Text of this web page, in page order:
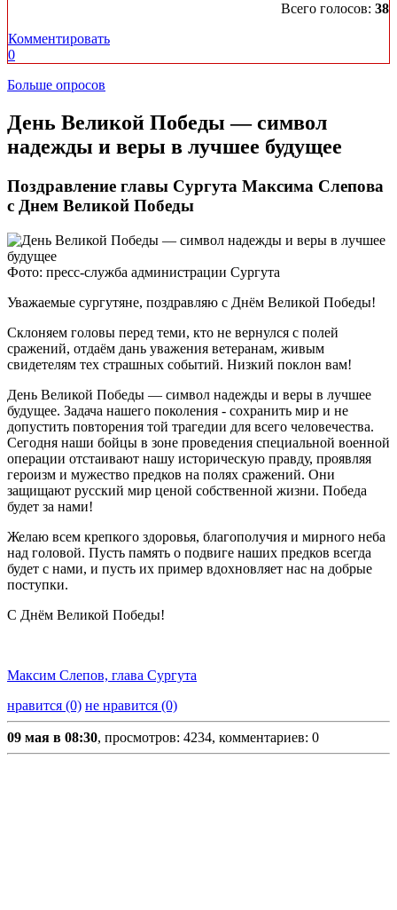
Всего голосов: 38
Комментировать
0
Больше опросов
День Великой Победы — символ
надежды и веры в лучшее будущее
Поздравление главы Сургута Максима Слепова
с Днем Великой Победы
Фото: пресс-служба администрации Сургута
Уважаемые сургутяне, поздравляю с Днём Великой Победы!
Склоняем головы перед теми, кто не вернулся с полей
сражений, отдаём дань уважения ветеранам, живым
свидетелям тех страшных событий. Низкий поклон вам!
День Великой Победы — символ надежды и веры в лучшее
будущее. Задача нашего поколения - сохранить мир и не
допустить повторения той трагедии для всего человечества.
Сегодня наши бойцы в зоне проведения специальной военной
операции отстаивают нашу историческую правду, проявляя
героизм и мужество предков на полях сражений. Они
защищают русский мир ценой собственной жизни. Победа
будет за нами!
Желаю всем крепкого здоровья, благополучия и мирного неба
над головой. Пусть память о подвиге наших предков всегда
будет с нами, и пусть их пример вдохновляет нас на добрые
поступки.
С Днём Великой Победы!
Максим Слепов, глава Сургута
нравится (0) не нравится (0)
09 мая в 08:30, просмотров: 4234, комментариев: 0